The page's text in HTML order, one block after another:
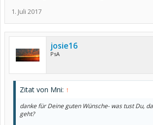
1. Juli 2017
josie16
PsA
Zitat von Mni: ↑
danke für Deine guten Wünsche- was tust Du,
geht?